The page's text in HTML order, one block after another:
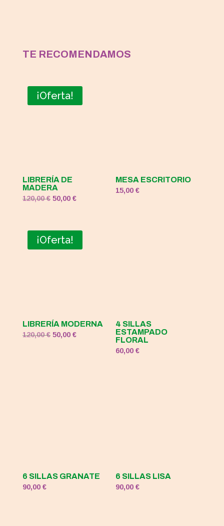
TE RECOMENDAMOS
¡Oferta!
LIBRERÍA DE
MADERA
120,00€ El
era:
120,00 €.
50,00 €El
50,00 €.
MESA ESCRITORIO
15,00€
¡Oferta!
LIBRERÍA MODERNA
120,00€ El
50,00 €El
4 SILLAS
ESTAMPADO
FLORAL
60,00€
6 SILLAS GRANATE
90,00 €
6 SILLAS LISA
90,00€